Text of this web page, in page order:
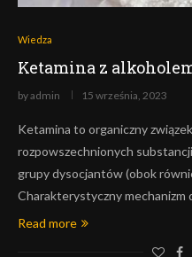
Wiedza
Ketamina z
byadmin 15 września, 2023
Ketamina to organiczny
rozpowszechnionych
grupy dysocjantów (obok
Charakterystyczny mechanizm
Read more